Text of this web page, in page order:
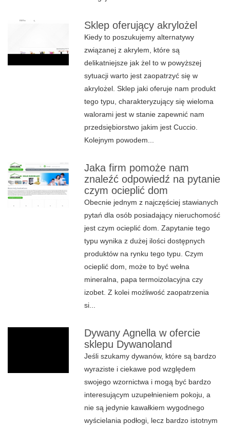
Sklep oferujący akrylożel
Kiedy to poszukujemy alternatywy
związanej z akrylem, które są
delikatniejsze jak żel to w powyższej
sytuacji warto jest zaopatrzyć się w
akrylożel. Sklep jaki oferuje nam produkt
tego typu, charakteryzujący się wieloma
walorami jest w stanie zapewnić nam
przedsiębiorstwo jakim jest Cuccio.
Kolejnym powodem...
Jaka firm pomoże nam
znaleźć odpowiedź na pytanie
czym ocieplić dom
Obecnie jednym z najczęściej stawianych
pytań dla osób posiadający nieruchomość
jest czym ocieplić dom. Zapytanie tego
typu wynika z dużej ilości dostępnych
produktów na rynku tego typu. Czym
ocieplić dom, może to być wełna
mineralna, papa termoizolacyjna czy
izobet. Z kolei możliwość zaopatrzenia
si...
Dywany Agnella w ofercie
sklepu Dywanoland
Jeśli szukamy dywanów, które są bardzo
wyraziste i ciekawe pod względem
swojego wzornictwa i mogą być bardzo
interesującym uzupełnieniem pokoju, a
nie są jedynie kawałkiem wygodnego
wyścielania podłogi, lecz bardzo istotnym